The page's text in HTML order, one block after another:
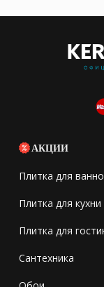
АКЦИИ
Плитка для
Плитка для кухни
Плитка для
Сантехника